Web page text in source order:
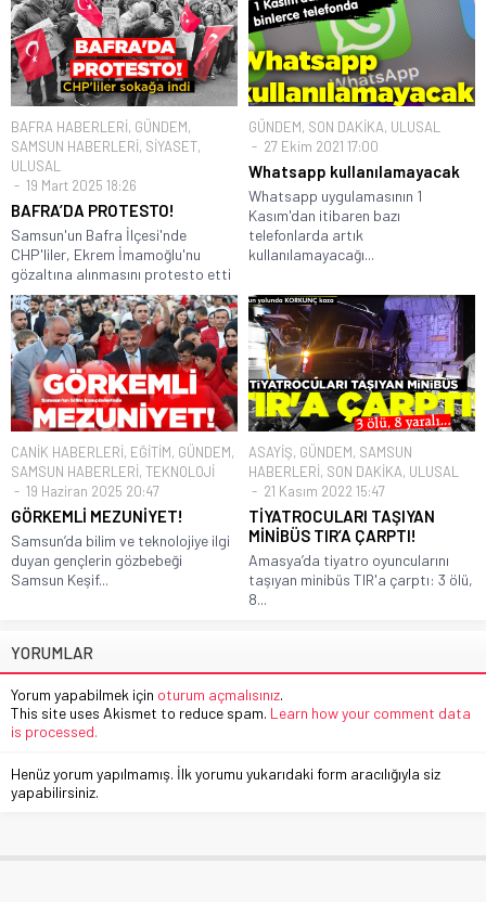
BAFRA HABERLERİ, GÜNDEM,
SAMSUN HABERLERİ, SİYASET,
ULUSAL
19 Mart 2025 18:26
BAFRA’DA PROTESTO!
Samsun'un Bafra İlçesi'nde
CHP'liler, Ekrem İmamoğlu'nu
gözaltına alınmasını protesto etti
GÜNDEM, SON DAKİKA, ULUSAL
27 Ekim 2021 17:00
Whatsapp kullanılamayacak
Whatsapp uygulamasının 1
Kasım'dan itibaren bazı
telefonlarda artık
kullanılamayacağı...
CANİK HABERLERİ, EĞİTİM, GÜNDEM,
SAMSUN HABERLERİ, TEKNOLOJİ
19 Haziran 2025 20:47
GÖRKEMLİ MEZUNİYET!
Samsun’da bilim ve teknolojiye ilgi
duyan gençlerin gözbebeği
Samsun Keşif...
ASAYİŞ, GÜNDEM, SAMSUN
HABERLERİ, SON DAKİKA, ULUSAL
21 Kasım 2022 15:47
TİYATROCULARI TAŞIYAN
MİNİBÜS TIR’A ÇARPTI!
Amasya’da tiyatro oyuncularını
taşıyan minibüs TIR'a çarptı: 3 ölü,
8...
YORUMLAR
Yorum yapabilmek için oturum açmalısınız.
This site uses Akismet to reduce spam. Learn how your comment data
is processed.
Henüz yorum yapılmamış. İlk yorumu yukarıdaki form aracılığıyla siz
yapabilirsiniz.